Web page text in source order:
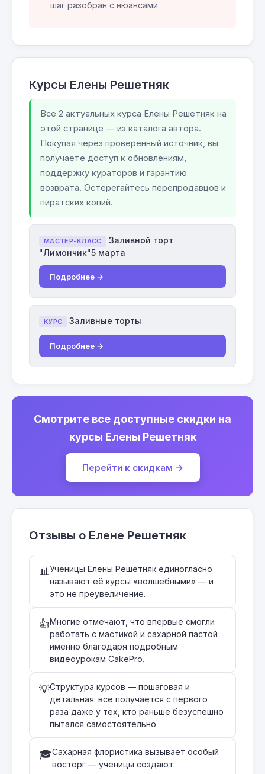
шаг разобран с нюансами
Курсы Елены Решетняк
Все 2 актуальных курса Елены Решетняк на
этой странице — из каталога автора.
Покупая через проверенный источник, вы
получаете доступ к обновлениям,
поддержку кураторов и гарантию
возврата. Остерегайтесь перепродавцов и
пиратских копий.
МАСТЕР-КЛАСС
Заливной торт
"Лимончик"5 марта
Подробнее →
КУРС Заливные торты
Подробнее →
Смотрите все доступные скидки на
курсы Елены Решетняк
Перейти к скидкам →
Отзывы о Елене Решетняк
📊 Ученицы Елены Решетняк единогласно
называют её курсы «волшебными» — и
это не преувеличение.
👍Многие отмечают, что впервые смогли
работать с мастикой и сахарной пастой
именно благодаря подробным
видеоурокам CakePro.
💡Структура курсов — пошаговая и
детальная: всё получается с первого
раза даже у тех, кто раньше безуспешно
пытался самостоятельно.
🎓Сахарная флористика вызывает особый
восторг — ученицы создают